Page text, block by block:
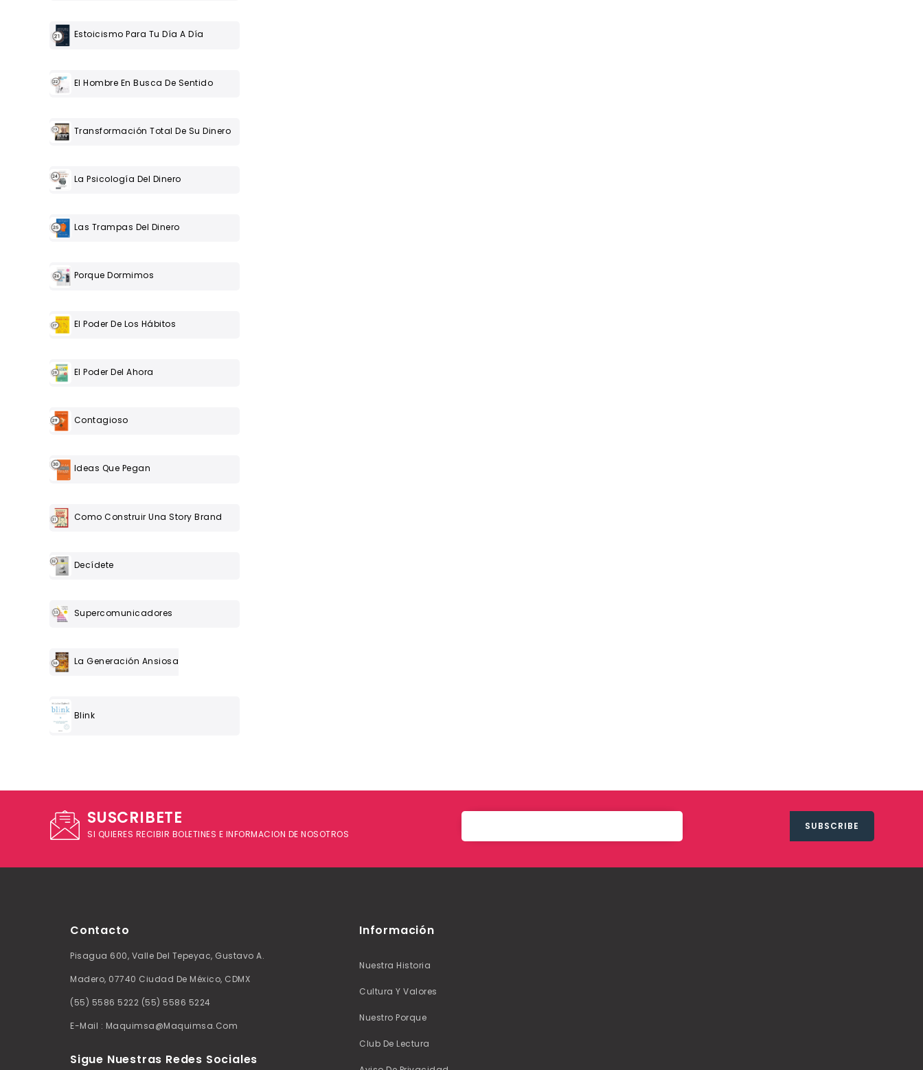
Estoicismo Para Tu Día A Día
El Hombre En Busca De Sentido
Transformación Total De Su Dinero
La Psicología Del Dinero
Las Trampas Del Dinero
Porque Dormimos
El Poder De Los Hábitos
El Poder Del Ahora
Contagioso
Ideas Que Pegan
Como Construir Una Story Brand
Decídete
Supercomunicadores
La Generación Ansiosa
Blink
SUSCRIBETE
SI QUIERES RECIBIR BOLETINES E INFORMACION DE NOSOTROS
Contacto
Pisagua 600, Valle Del Tepeyac, Gustavo A.
Madero, 07740 Ciudad De México, CDMX
(55) 5586 5222 (55) 5586 5224
E-Mail : Maquimsa@maquimsa.com
Sigue Nuestras Redes Sociales
Información
Nuestra Historia
Cultura Y Valores
Nuestro Porque
Club De Lectura